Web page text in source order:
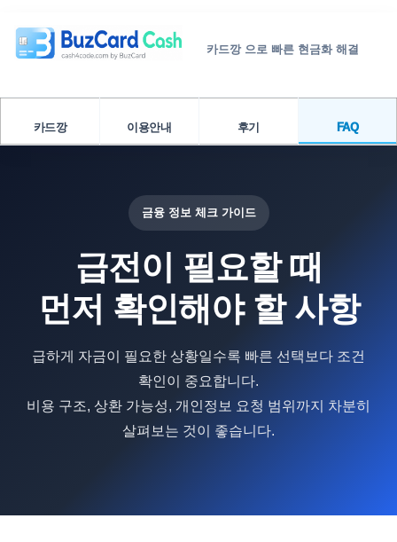
카드깡 으로 빠른 현금화 해결
카드깡 이용안내 후기 FAQ
금융 정보 체크 가이드
급전이 필요할 때
먼저 확인해야 할 사항
급하게 자금이 필요한 상황일수록 빠른 선택보다 조건
확인이 중요합니다.
비용 구조, 상환 가능성, 개인정보 요청 범위까지 차분히
살펴보는 것이 좋습니다.